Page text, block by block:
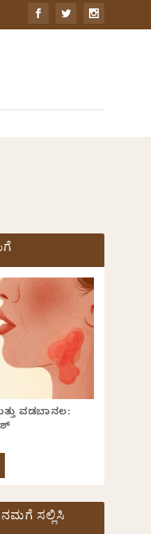
ವಡಬಾನಲ:
ನಮಗೆ ಸಲ್ಲಿಸಿ